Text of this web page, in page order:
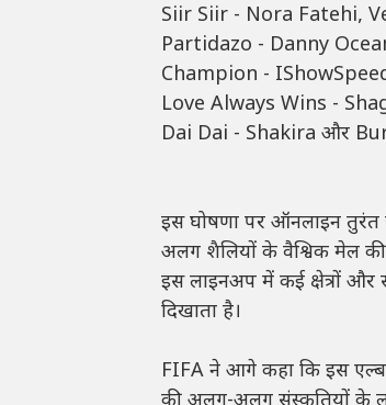
Siir Siir - Nora Fatehi,
Partidazo - Danny
Champion -
Love Always Wins -
Dai Dai - Shakira और
इस घोषणा पर ऑनलाइन तुरंत
अलग शैलियों के वैश्विक मेल की
इस लाइनअप में कई क्षेत्रों और
दिखाता है।
FIFA ने आगे कहा कि इस